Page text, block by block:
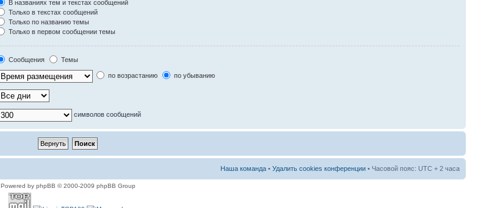
В названиях тем и текстах сообщений
Только в текстах сообщений
Только по названию темы
Только в первом сообщении темы
Сообщения
Темы
по возрастанию по убыванию
символов сообщений
Наша команда • Удалить cookies конференции • Часовой пояс: UTC + 2 часа
Powered by phpBB © 2000-2009 phpBB Group